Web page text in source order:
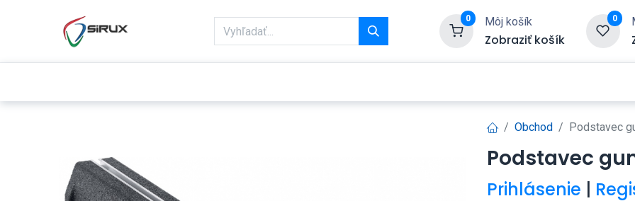
0 Môj košík
Zobraziť košík
0
Obchod Podstavec
Podstavec
Prihlásenie |